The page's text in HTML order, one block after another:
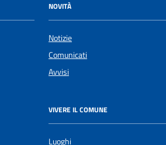
NOVITÀ
Notizie
Comunicati
Avvisi
VIVERE IL COMUNE
Luoghi